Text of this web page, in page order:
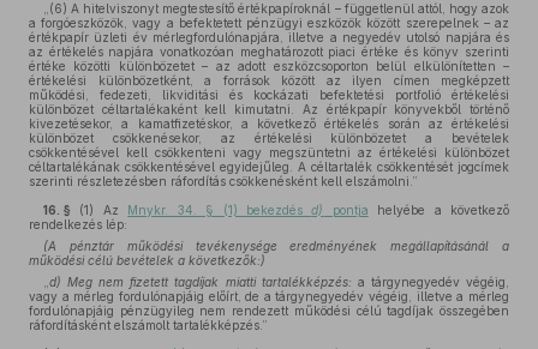
„(6) A hitelviszonyt megtestesítő értékpapíroknál – függetlenül attól, hogy azok
a forgóeszközök, vagy a befektetett pénzügyi eszközök között szerepelnek – az
értékpapír üzleti év mérlegfordulónapjára, illetve a negyedév utolsó napjára és
az értékelés napjára vonatkozóan meghatározott piaci értéke és könyv szerinti
értéke közötti különbözetet – az adott eszközcsoporton belül elkülönítetten –
értékelési különbözetként, a források között az ilyen címen megképzett
működési, fedezeti, likviditási és kockázati befektetési portfolió értékelési
különbözet céltartalékaként kell kimutatni. Az értékpapír könyvekből történő
kivezetésekor, a kamatfizetéskor, a következő értékelés során az értékelési
különbözet csökkenésekor, az értékelési különbözetet a bevételek
csökkentésével kell csökkenteni vagy megszüntetni az értékelési különbözet
céltartalékának csökkentésével egyidejűleg. A céltartalék csökkentését jogcímek
szerinti részletezésben ráfordítás csökkenésként kell elszámolni.”
16. § (1) Az Mnykr. 34. § (1) bekezdésd) pontja helyébe a következő
rendelkezés lép:
(A pénztár működési tevékenysége eredményének megállapításánál a
működési célú bevételek a következők:)
d) Meg nem fizetett tagdíjak miatti tartalékképzés: a tárgynegyedév végéig,
vagy a mérleg fordulónapjáig előírt, de a tárgynegyedév végéig, illetve a mérleg
fordulónapjáig pénzügyileg nem rendezett működési célú tagdíjak összegében
ráfordításként elszámolt tartalékképzés.”